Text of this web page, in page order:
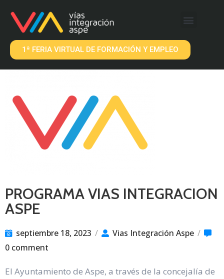
1ª FERIA VIRTUAL DE FORMACIÓN Y EMPLEO
PROGRAMA VIAS INTEGRACION
ASPE
septiembre 18, 2023 / Vias Integración Aspe /
0 comment
El Ayuntamiento de Aspe, a través de la concejalía de